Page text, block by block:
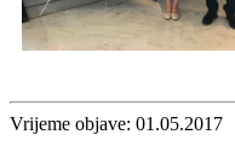
Vrijeme objave: 01.05.2017